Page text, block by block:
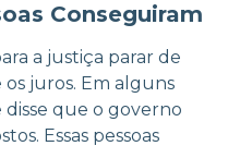
Conseguiram
a justiça parar de
os juros. Em alguns
disse que o governo
Essas pessoas